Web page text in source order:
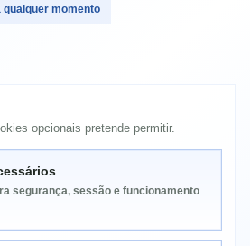
momento
opcionais pretende permitir.
segurança, sessão e funcionamento